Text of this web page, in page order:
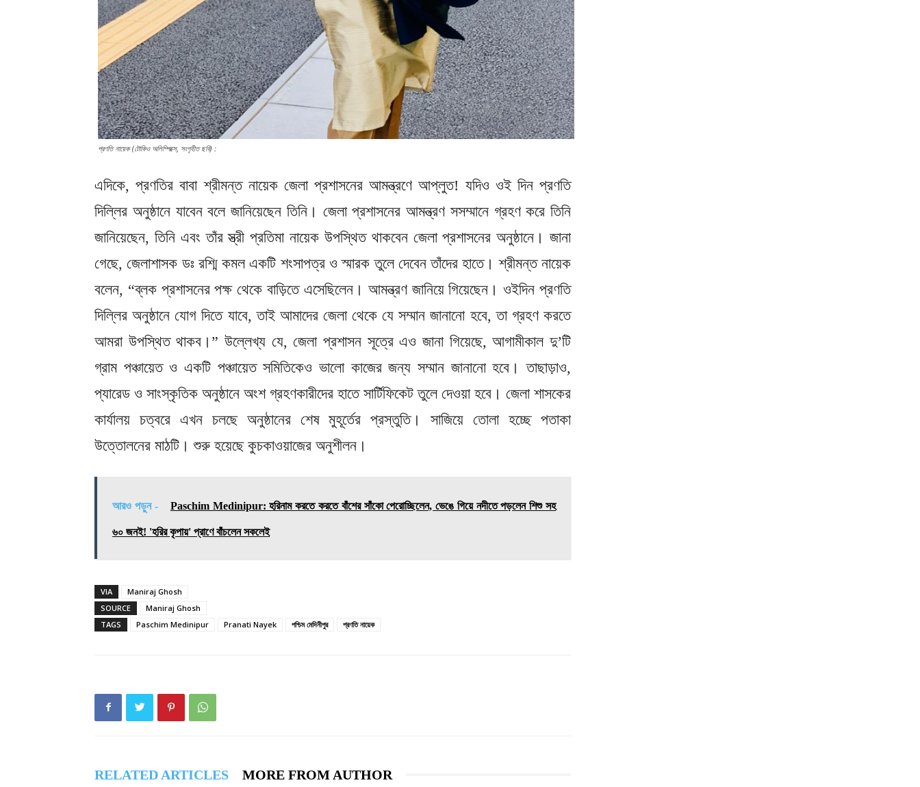
প্রণতি নায়েক (টোকিও অলিম্পিক্সে, সংগৃহীত ছবি) :
এদিকে, প্রণতির বাবা শ্রীমন্ত নায়েক জেলা প্রশাসনের আমন্ত্রণে আপ্লুত! যদিও ওই দিন প্রণতি
দিল্লির অনুষ্ঠানে যাবেন বলে জানিয়েছেন তিনি। জেলা প্রশাসনের আমন্ত্রণ সসম্মানে গ্রহণ করে তিনি
জানিয়েছেন, তিনি এবং তাঁর স্ত্রী প্রতিমা নায়েক উপস্থিত থাকবেন জেলা প্রশাসনের অনুষ্ঠানে। জানা
গেছে, জেলাশাসক ডঃ রশ্মি কমল একটি শংসাপত্র ও স্মারক তুলে দেবেন তাঁদের হাতে। শ্রীমন্ত নায়েক
বলেন, “ব্লক প্রশাসনের পক্ষ থেকে বাড়িতে এসেছিলেন। আমন্ত্রণ জানিয়ে গিয়েছেন। ওইদিন প্রণতি
দিল্লির অনুষ্ঠানে যোগ দিতে যাবে, তাই আমাদের জেলা থেকে যে সম্মান জানানো হবে, তা গ্রহণ করতে
আমরা উপস্থিত থাকব।” উল্লেখ্য যে, জেলা প্রশাসন সূত্রে এও জানা গিয়েছে, আগামীকাল দু’টি
গ্রাম পঞ্চায়েত ও একটি পঞ্চায়েত সমিতিকেও ভালো কাজের জন্য সম্মান জানানো হবে। তাছাড়াও,
প্যারেড ও সাংস্কৃতিক অনুষ্ঠানে অংশ গ্রহণকারীদের হাতে সার্টিফিকেট তুলে দেওয়া হবে। জেলা শাসকের
কার্যালয় চত্বরে এখন চলছে অনুষ্ঠানের শেষ মুহূর্তের প্রস্তুতি। সাজিয়ে তোলা হচ্ছে পতাকা
উত্তোলনের মাঠটি। শুরু হয়েছে কুচকাওয়াজের অনুশীলন।
আরও পড়ুন - Paschim Medinipur: হরিনাম করতে করতে বাঁশের সাঁকো পেরোচ্ছিলেন, ভেঙে গিয়ে নদীতে পড়লেন শিশু সহ
৬০ জনই! 'হরির কৃপায়' প্রাণে বাঁচলেন সকলেই
VIA
Maniraj Ghosh
SOURCE
Maniraj Ghosh
TAGS
Paschim Medinipur Pranati Nayek পশ্চিম মেদিনীপুর প্রণতি নায়েক
RELATED ARTICLES MORE FROM AUTHOR